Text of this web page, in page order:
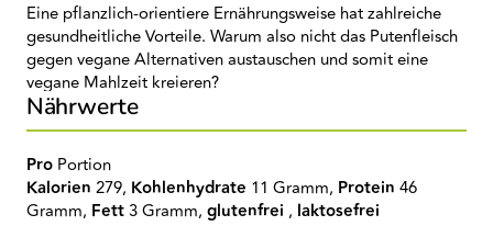
Eine pflanzlich-orientiere Ernährungsweise hat zahlreiche
gesundheitliche Vorteile. Warum also nicht das Putenfleisch
gegen vegane Alternativen austauschen und somit eine
vegane Mahlzeit kreieren?
Nährwerte
Pro Portion
Kalorien 279, Kohlenhydrate 11 Gramm, Protein 46
Gramm, Fett3 Gramm, glutenfrei , laktosefrei